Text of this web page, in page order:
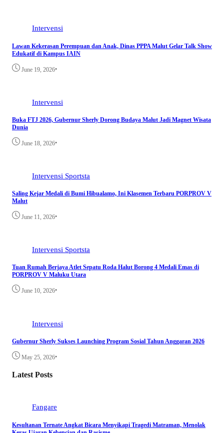
Intervensi
Lawan Kekerasan Perempuan dan Anak, Dinas PPPA Malut Gelar Talk Show
Edukatif di Kampus IAIN
June 19, 2026•
Intervensi
Buka FTJ 2026, Gubernur Sherly Dorong Budaya Malut Jadi Magnet Wisata
Dunia
June 18, 2026•
Intervensi Sportsta
Saling Kejar Medali di Bumi Hibualamo, Ini Klasemen Terbaru PORPROV V
Malut
June 11, 2026•
Intervensi Sportsta
Tuan Rumah Berjaya Atlet Sepatu Roda Halut Borong 4 Medali Emas di
PORPROV V Maluku Utara
June 10, 2026•
Intervensi
Gubernur Sherly Sukses Launching Program Sosial Tahun Anggaran 2026
May 25, 2026•
Latest Posts
Fangare
Kesultanan Ternate Angkat Bicara Menyikapi Tragedi Matraman, Menolak